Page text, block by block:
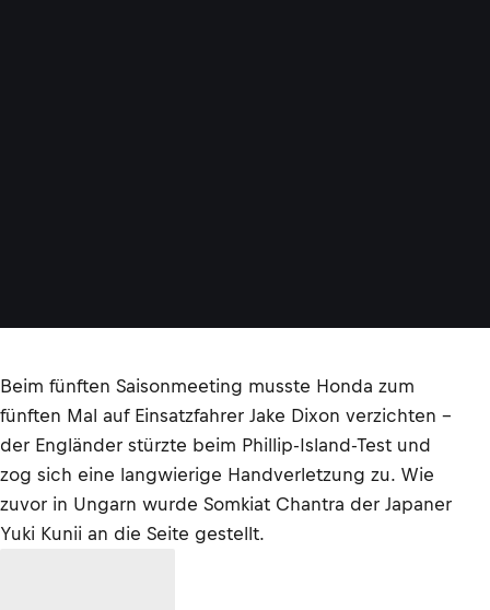
Beim fünften Saisonmeeting musste Honda zum
fünften Mal auf Einsatzfahrer Jake Dixon verzichten –
der Engländer stürzte beim Phillip-Island-Test und
zog sich eine langwierige Handverletzung zu. Wie
zuvor in Ungarn wurde Somkiat Chantra der Japaner
Yuki Kunii an die Seite gestellt.